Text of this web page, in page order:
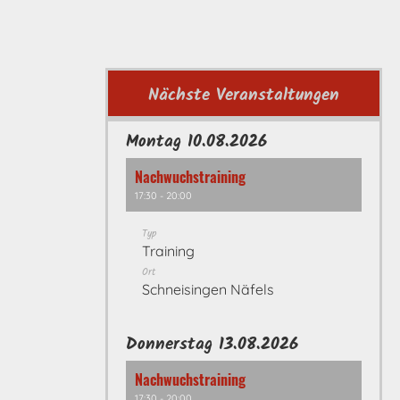
Nächste Veranstaltungen
Montag 10.08.2026
Nachwuchstraining
17:30 - 20:00
Typ
Training
Ort
Schneisingen Näfels
Donnerstag 13.08.2026
Nachwuchstraining